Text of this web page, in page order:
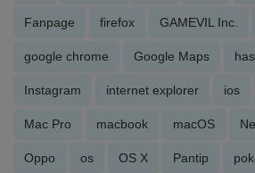
Fanpage firefox GAMEVIL Inc.
google chrome Google Maps
Instagram internet explorer ios
Mac Pro macbook macOS
Oppo os OS X Pantip